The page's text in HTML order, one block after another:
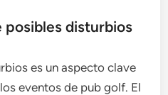
disturbios
es un aspecto clave
eventos de pub golf. El